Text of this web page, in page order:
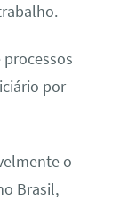
por
o
Brasil,